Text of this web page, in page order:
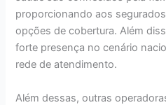
proporcionando aos
opções de cobertura. Além
forte presença no cenário
rede de atendimento.
Além dessas, outras